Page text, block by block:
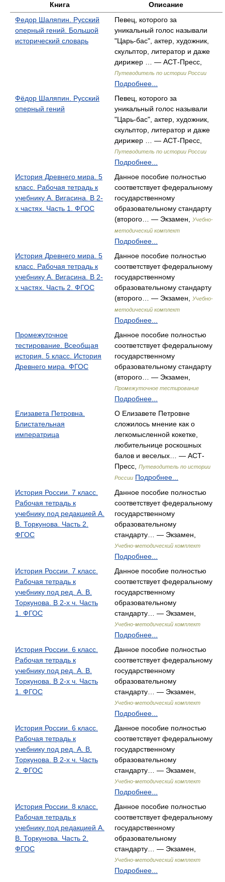
Книга
Описание
Федор Шаляпин. Русский
оперный гений. Большой
исторический словарь
Певец, которого за
уникальный голос называли
"Царь-бас", актер, художник,
скульптор, литератор и даже
дирижер … — АСТ-Пресс,
Путеводитель по истории России
Подробнее...
Фёдор Шаляпин. Русский
оперный гений
Певец, которого за
уникальный голос называли
"Царь-бас", актер, художник,
скульптор, литератор и даже
дирижер … — АСТ-Пресс,
Путеводитель по истории России
Подробнее...
История Древнего мира. 5
класс. Рабочая тетрадь к
учебнику А. Вигасина. В 2-
х частях. Часть 1. ФГОС
Данное пособие полностью
соответствует федеральному
государственному
образовательному стандарту
(второго… — Экзамен,
Учебно-
методический комплект
Подробнее...
История Древнего мира. 5
класс. Рабочая тетрадь к
учебнику А. Вигасина. В 2-
х частях. Часть 2. ФГОС
Данное пособие полностью
соответствует федеральному
государственному
образовательному стандарту
(второго… — Экзамен,
Учебно-
методический комплект
Подробнее...
Промежуточное
тестирование. Всеобщая
история. 5 класс. История
Древнего мира. ФГОС
Данное пособие полностью
соответствует федеральному
государственному
образовательному стандарту
(второго… — Экзамен,
Промежуточное тестирование
Подробнее...
Елизавета Петровна.
Блистательная
императрица
О Елизавете Петровне
сложилось мнение как о
легкомысленной кокетке,
любительнице роскошных
балов и веселых… — АСТ-
Пресс,
Путеводитель по истории
России Подробнее...
История России. 7 класс.
Рабочая тетрадь к
учебнику под редакцией А.
В. Торкунова. Часть 2.
ФГОС
Данное пособие полностью
соответствует федеральному
государственному
образовательному
стандарту… — Экзамен,
Учебно-методический комплект
Подробнее...
История России. 7 класс.
Рабочая тетрадь к
учебнику под ред. А. В.
Торкунова. В 2-х ч. Часть
1. ФГОС
Данное пособие полностью
соответствует федеральному
государственному
образовательному
стандарту… — Экзамен,
Учебно-методический комплект
Подробнее...
История России. 6 класс.
Рабочая тетрадь к
учебнику под ред. А. В.
Торкунова. В 2-х ч. Часть
1. ФГОС
Данное пособие полностью
соответствует федеральному
государственному
образовательному
стандарту… — Экзамен,
Учебно-методический комплект
Подробнее...
История России. 6 класс.
Рабочая тетрадь к
учебнику под ред. А. В.
Торкунова. В 2-х ч. Часть
2. ФГОС
Данное пособие полностью
соответствует федеральному
государственному
образовательному
стандарту… — Экзамен,
Учебно-методический комплект
Подробнее...
История России. 8 класс.
Рабочая тетрадь к
учебнику под редакцией А.
В. Торкунова. Часть 2.
ФГОС
Данное пособие полностью
соответствует федеральному
государственному
образовательному
стандарту… — Экзамен,
Учебно-методический комплект
Подробнее...